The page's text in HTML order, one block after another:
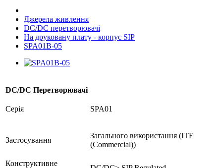
Джерела живлення
DC/DC перетворювачі
На друковану плату - корпус SIP
SPA01B-05
DC/DC Перетворювачі
Серія SPA01
Застосування
Загального використання (ITE
(Commercial))
Конструктивне